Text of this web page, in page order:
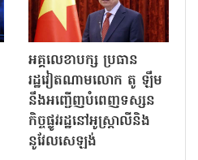
អគ្គលេខាបក្ស ប្រធាន
រដ្ឋវៀតណាមលោក តូ ឡឹម
នឹងអញ្ជើញបំពេញទស្សន
កិច្ចផ្លូវរដ្ឋនៅអូស្ត្រាលីនិង
នូវែលសេឡង់